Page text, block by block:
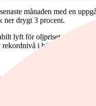
månaden med en
ner drygt 3 procent.
lyft för oljpriset den
i början på oktober.
klarat sig bra och en
har kronan visat
3,6 procent under